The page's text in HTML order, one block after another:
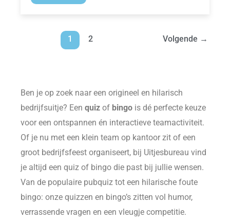
1 2 Volgende →
Ben je op zoek naar een origineel en hilarisch
bedrijfsuitje? Een quiz of bingo is dé perfecte keuze
voor een ontspannen én interactieve teamactiviteit.
Of je nu met een klein team op kantoor zit of een
groot bedrijfsfeest organiseert, bij Uitjesbureau vind
je altijd een quiz of bingo die past bij jullie wensen.
Van de populaire pubquiz tot een hilarische foute
bingo: onze quizzen en bingo’s zitten vol humor,
verrassende vragen en een vleugje competitie.